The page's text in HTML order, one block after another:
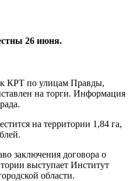
26 июня.
КРТ по улицам Правды,
на торги. Информация
на территории 1,84 га,
заключения договора о
выступает Институт
области.